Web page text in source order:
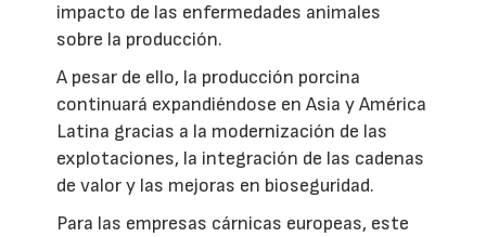
impacto de las enfermedades animales
sobre la producción.
A pesar de ello, la producción porcina
continuará expandiéndose en Asia y América
Latina gracias a la modernización de las
explotaciones, la integración de las cadenas
de valor y las mejoras en bioseguridad.
Para las empresas cárnicas europeas, este